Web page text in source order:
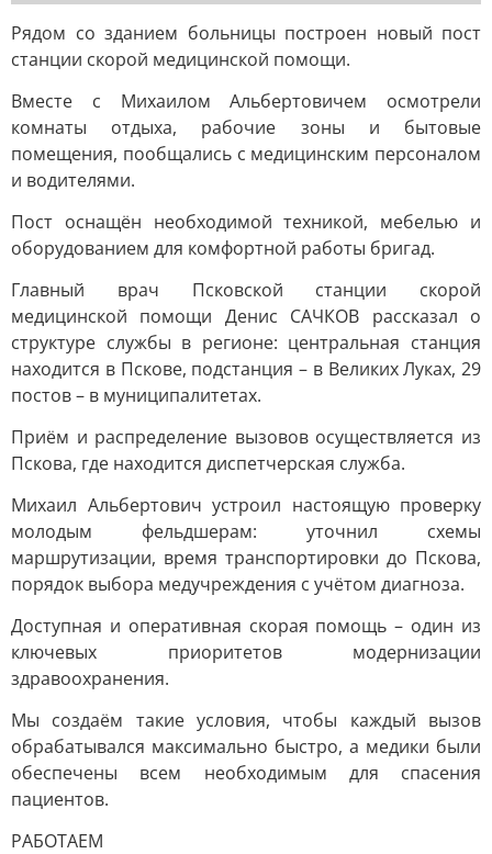
Рядом со зданием больницы построен новый пост
станции скорой медицинской помощи.
Вместе с Михаилом Альбертовичем осмотрели
комнаты отдыха, рабочие зоны и бытовые
помещения, пообщались с медицинским персоналом
и водителями.
Пост оснащён необходимой техникой, мебелью и
оборудованием для комфортной работы бригад.
Главный врач Псковской станции скорой
медицинской помощи Денис САЧКОВ рассказал о
структуре службы в регионе: центральная станция
находится в Пскове, подстанция – в Великих Луках, 29
постов – в муниципалитетах.
Приём и распределение вызовов осуществляется из
Пскова, где находится диспетчерская служба.
Михаил Альбертович устроил настоящую проверку
молодым фельдшерам: уточнил схемы
маршрутизации, время транспортировки до Пскова,
порядок выбора медучреждения с учётом диагноза.
Доступная и оперативная скорая помощь – один из
ключевых приоритетов модернизации
здравоохранения.
Мы создаём такие условия, чтобы каждый вызов
обрабатывался максимально быстро, а медики были
обеспечены всем необходимым для спасения
пациентов.
РАБОТАЕМ